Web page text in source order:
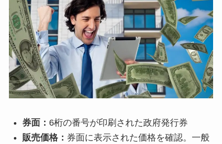
券面： 6桁の番号が印刷された政府発行券
販売価格： 券面に表示された価格を確認。一般